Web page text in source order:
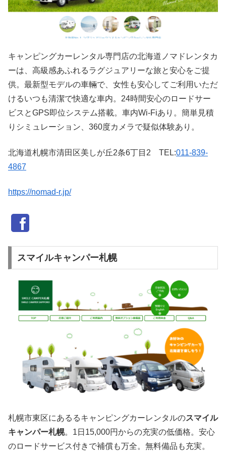
キャンピングカーレンタル専門店の北海道ノマドレンタカ
ーは、高級感あふれるラグジュアリーな旅と安心をご提
供。最新型モデルの車輛で、女性も安心してご利用いただ
けるいつも清潔で快適な車内。24時間安心のロードサー
ビスとGPS即位システム搭載。車内Wi-Fiあり。簡単見積
りシミュレーション、360度カメラで疑似体験あり。
北海道札幌市清田区美しが丘2条6丁目2 TEL:011-839-
4867
https://nomad-r.jp/
スマイルキャンパー札幌
札幌市東区にあるるキャンピングカーレンタルのスマイル
キャンパー札幌。1日15,000円からの充実の低価格。安心
のロードサービス付きで補償も万全。無料備品も充実。